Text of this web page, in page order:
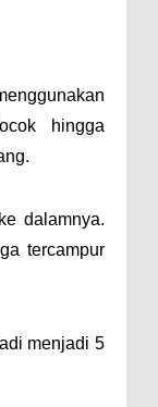
hingga
dalamnya.
tercampur
menjadi 5